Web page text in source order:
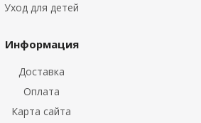
Уход для детей
Информация
Доставка
Оплата
Карта сайта